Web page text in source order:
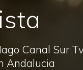
Canal Sur
Andalucia